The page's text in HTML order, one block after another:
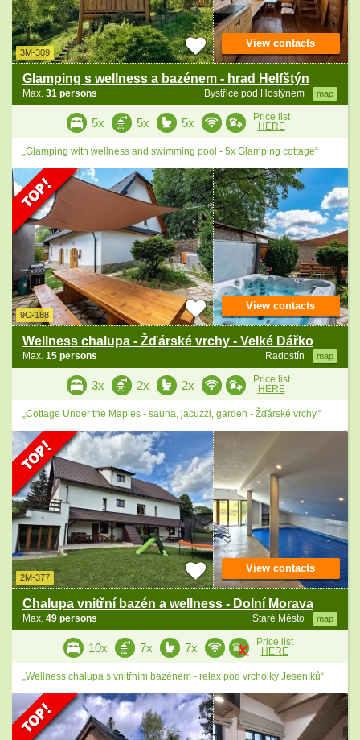
3M-309
Glamping s wellness a bazénem - hrad Helfštýn
Bystřice pod Hostýnem map
Max. 31 persons
View contacts
5x 5x 5x
Price list
HERE
„Glamping with wellness and swimming pool - 5x Glamping cottage“
9C-188
Wellness chalupa - Žďárské vrchy - Velké Dářko
Radostín map
Max. 15 persons
View contacts
3x 2x 2x
Price list
HERE
„Cottage Under the Maples - sauna, jacuzzi, garden - Žďárské vrchy.“
2M-377
Chalupa vnitřní bazén a wellness - Dolní Morava
Staré Město map
Max. 49 persons
View contacts
10x 7x 7x
Price list
HERE
„Wellness chalupa s vnitřním bazénem - relax pod vrcholky Jeseníků“